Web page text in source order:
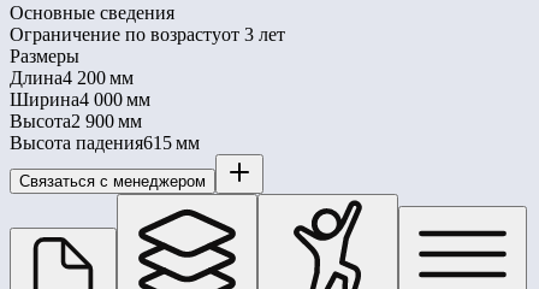
Основные сведения
Ограничение по возрастуот 3 лет
Размеры
Длина4 200 мм
Ширина4 000 мм
Высота2 900 мм
Высота падения615 мм
Связаться с менеджером